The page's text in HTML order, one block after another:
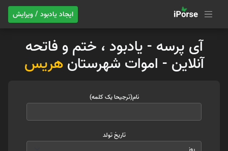
ایجاد یادبود / ویرایش
آی پرسه - یادبود ، ختم و فاتحه
آنلاین - اموات شهرستانهریس
نام(ترجیحا یک کلمه)
تاریخ تولد